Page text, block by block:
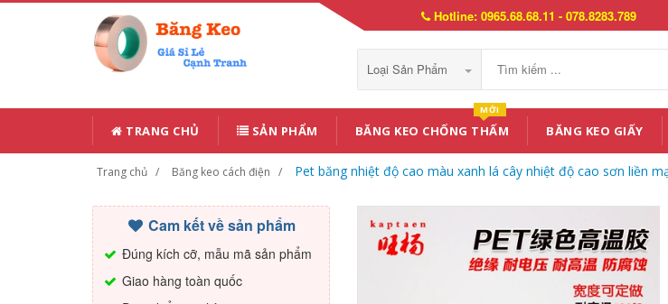
Hotline: 0965.68.68.11 - 078.8283.789
Loại Sản Phẩm
TRANG CHỦ SẢN PHẨM BĂNG KEO CHỐNG THẤM
MỚI
BĂNG KEO GIẤY
Trang chủ Băng keo cách điện Pet băng nhiệt độ cao màu xanh lá cây nhiệt độ cao sơn liền
Cam kết về sản phẩm
Đúng kích cỡ, mẫu mã sản phẩm
Giao hàng toàn quốc